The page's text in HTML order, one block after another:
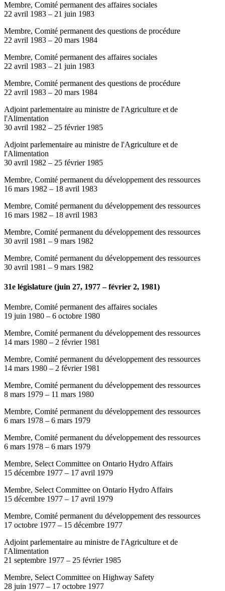
Membre, Comité permanent des affaires sociales
22 avril 1983 – 21 juin 1983
Membre, Comité permanent des questions de procédure
22 avril 1983 – 20 mars 1984
Membre, Comité permanent des affaires sociales
22 avril 1983 – 21 juin 1983
Membre, Comité permanent des questions de procédure
22 avril 1983 – 20 mars 1984
Adjoint parlementaire au ministre de l'Agriculture et de
l'Alimentation
30 avril 1982 – 25 février 1985
Adjoint parlementaire au ministre de l'Agriculture et de
l'Alimentation
30 avril 1982 – 25 février 1985
Membre, Comité permanent du développement des ressources
16 mars 1982 – 18 avril 1983
Membre, Comité permanent du développement des ressources
16 mars 1982 – 18 avril 1983
Membre, Comité permanent du développement des ressources
30 avril 1981 – 9 mars 1982
Membre, Comité permanent du développement des ressources
30 avril 1981 – 9 mars 1982
31e législature (juin 27, 1977 – février 2, 1981)
Membre, Comité permanent des affaires sociales
19 juin 1980 – 6 octobre 1980
Membre, Comité permanent du développement des ressources
14 mars 1980 – 2 février 1981
Membre, Comité permanent du développement des ressources
14 mars 1980 – 2 février 1981
Membre, Comité permanent du développement des ressources
8 mars 1979 – 11 mars 1980
Membre, Comité permanent du développement des ressources
6 mars 1978 – 6 mars 1979
Membre, Comité permanent du développement des ressources
6 mars 1978 – 6 mars 1979
Membre, Select Committee on Ontario Hydro Affairs
15 décembre 1977 – 17 avril 1979
Membre, Select Committee on Ontario Hydro Affairs
15 décembre 1977 – 17 avril 1979
Membre, Comité permanent du développement des ressources
17 octobre 1977 – 15 décembre 1977
Adjoint parlementaire au ministre de l'Agriculture et de
l'Alimentation
21 septembre 1977 – 25 février 1985
Membre, Select Committee on Highway Safety
28 juin 1977 – 17 octobre 1977